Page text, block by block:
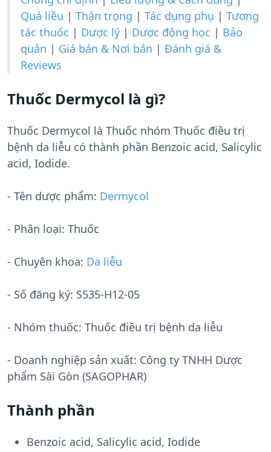
Quá liều | Thận trọng | Tác dụng phụ | Tương
tác thuốc | Dược lý | Dược động học | Bảo
quản | Giá bán & Nơi bán | Đánh giá &
Reviews
Thuốc Dermycol là gì?
Thuốc Dermycol là Thuốc nhóm Thuốc điều trị
bệnh da liễu có thành phần Benzoic acid, Salicylic
acid, Iodide.
- Tên dược phẩm: Dermycol
- Phân loại: Thuốc
- Chuyên khoa: Da liễu
- Số đăng ký: S535-H12-05
- Nhóm thuốc: Thuốc điều trị bệnh da liễu
- Doanh nghiệp sản xuất: Công ty TNHH Dược
phẩm Sài Gòn (SAGOPHAR)
Thành phần
Benzoic acid, Salicylic acid, Iodide